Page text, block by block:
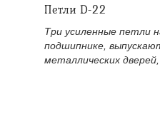
Петли D-22
Три усиленные петли
подшипнике,
металлических дверей,